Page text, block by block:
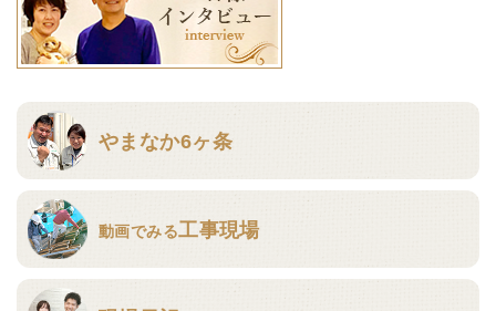
やまなか6ヶ条
動画でみる工事現場